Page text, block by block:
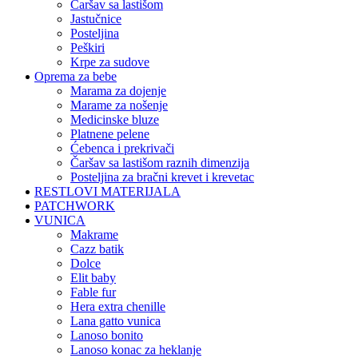
čaršav sa lastišom
jastučnice
posteljina
peškiri
krpe za sudove
Oprema za bebe
marama za dojenje
marame za nošenje
medicinske bluze
platnene pelene
ćebenca i prekrivači
čaršav sa lastišom raznih dimenzija
posteljina za bračni krevet i krevetac
RESTLOVI MATERIJALA
PATCHWORK
VUNICA
makrame
cazz batik
dolce
elit baby
fable fur
hera extra chenille
lana gatto vunica
lanoso bonito
lanoso konac za heklanje